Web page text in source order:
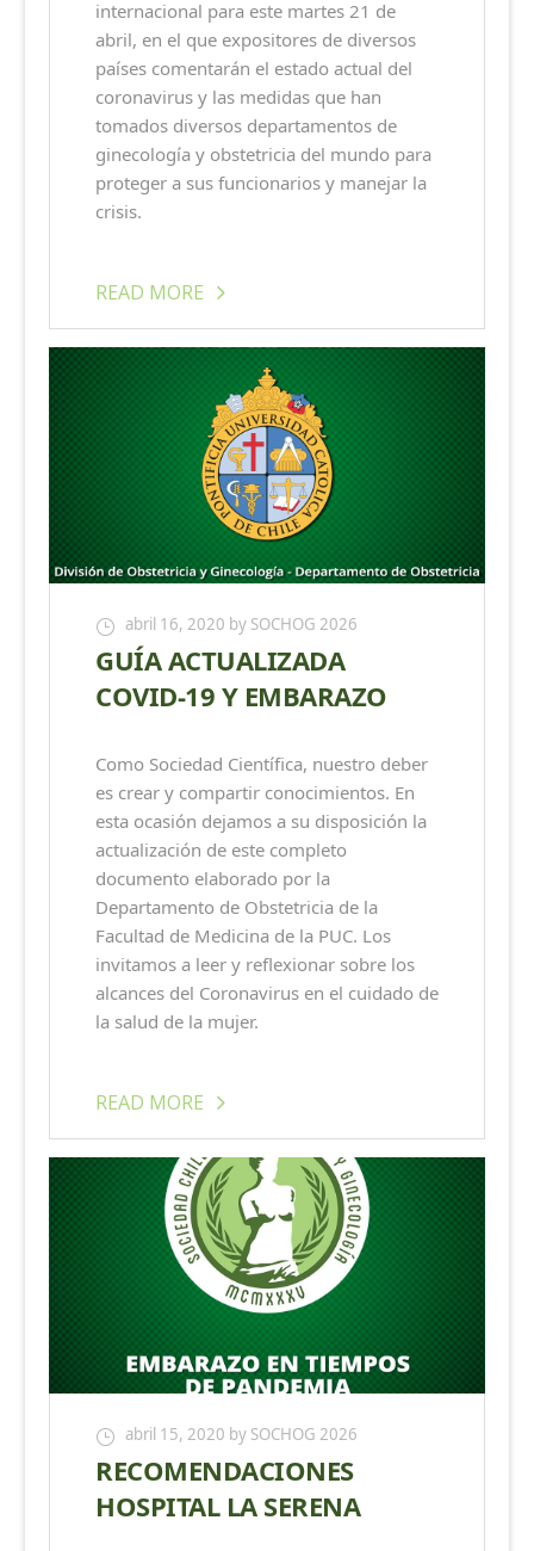
internacional para este martes 21 de
abril, en el que expositores de diversos
países comentarán el estado actual del
coronavirus y las medidas que han
tomados diversos departamentos de
ginecología y obstetricia del mundo para
proteger a sus funcionarios y manejar la
crisis.
READ MORE
abril 16, 2020 by SOCHOG 2026
GUÍA ACTUALIZADA
COVID-19 Y EMBARAZO
Como Sociedad Científica, nuestro deber
es crear y compartir conocimientos. En
esta ocasión dejamos a su disposición la
actualización de este completo
documento elaborado por la
Departamento de Obstetricia de la
Facultad de Medicina de la PUC. Los
invitamos a leer y reflexionar sobre los
alcances del Coronavirus en el cuidado de
la salud de la mujer.
READ MORE
abril 15, 2020 by SOCHOG 2026
RECOMENDACIONES
HOSPITAL LA SERENA